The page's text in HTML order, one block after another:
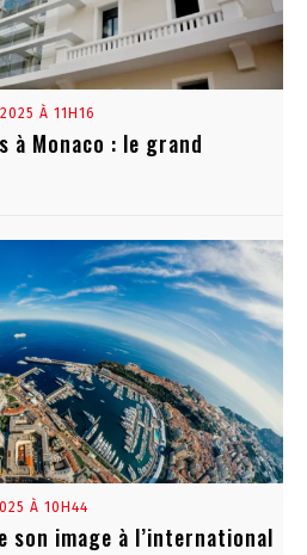
À 11H16
Monaco : le grand
À 10H44
son image à l’international